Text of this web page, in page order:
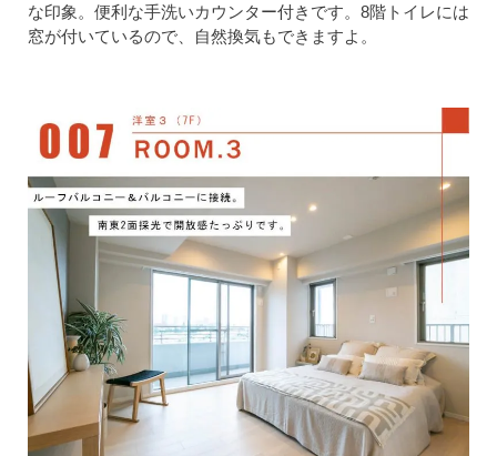
な印象。便利な手洗いカウンター付きです。8階トイレには
窓が付いているので、自然換気もできますよ。